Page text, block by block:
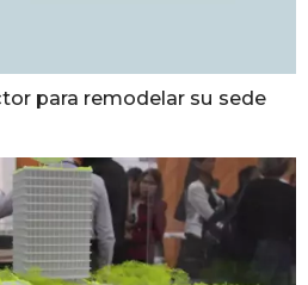
para remodelar su sede